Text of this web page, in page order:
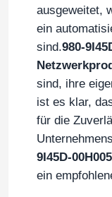
Cisco-Schalter
Server-Rack
Glasfaserkabel
ausgeweitet,
ein
sind.980-
sind, ihre
ist es klar,
für die
9I45D-00H005
ein